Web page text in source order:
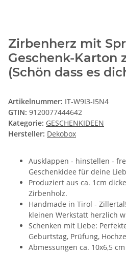
Zirbenherz mit
Geschenk-Karton
(Schön dass es
Artikelnummer: IT-W9I3-I5N4
GTIN: 9120077444642
Kategorie: GESCHENKIDEEN
Hersteller: Dekobox
Ausklappen - hinstellen -
Geschenkidee für deine
Produziert aus ca. 1cm
Zirbenholz.
Handmade in Tirol -
kleinen Werkstatt herzlich
Schenken mit Liebe:
Geburtstag, Prüfung,
Abmessungen ca. 10x6,5 cm